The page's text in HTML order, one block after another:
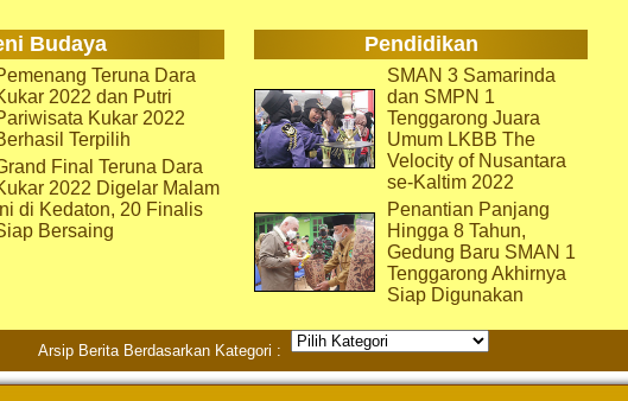
Budaya Pendidikan
Teruna Dara
2022 dan Putri
Kukar 2022
Terpilih
Final Teruna Dara
2022 Digelar Malam
Ini di Kedaton, 20 Finalis
Bersaing
SMAN 3 Samarinda
dan SMPN 1
Tenggarong Juara
Umum LKBB The
Velocity of Nusantara
se-Kaltim 2022
Penantian Panjang
Hingga 8 Tahun,
Gedung Baru SMAN 1
Tenggarong Akhirnya
Siap Digunakan
Arsip Berita Berdasarkan Kategori :